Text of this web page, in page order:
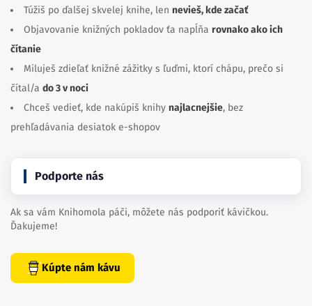
Túžiš po ďalšej skvelej knihe, len nevieš, kde začať
Objavovanie knižných pokladov ťa napĺňa rovnako ako ich
čítanie
Miluješ zdieľať knižné zážitky s ľuďmi, ktorí chápu, prečo si
čítal/a do 3 v noci
Chceš vedieť, kde nakúpiš knihy najlacnejšie, bez
prehľadávania desiatok e-shopov
Podporte nás
Ak sa vám Knihomola páči, môžete nás podporiť kávičkou.
Ďakujeme!
Kúpte nám kávu